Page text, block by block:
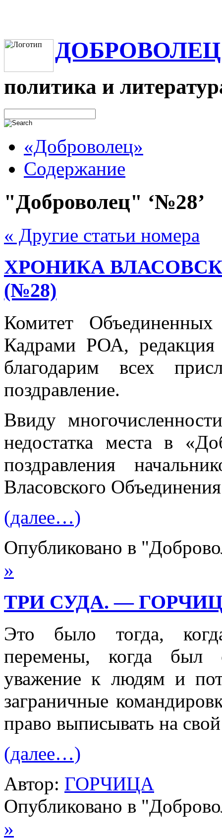
ДОБРОВОЛЕЦ
политика и
«Доброволец»
Содержание
"Доброволец" ‘№28’
« Другие статьи номера
ХРОНИКА
(№28)
Комитет
Кадрами РОА,
благодарим всех
поздравление.
Ввиду
недостатка места в
поздравления
Власовского
(далее…)
Опубликовано в
»
ТРИ СУДА. —
Это было тогда,
перемены, когда был
уважение к людям и
заграничные
право выписывать на
(далее…)
Автор: ГОРЧИЦА
Опубликовано в
»